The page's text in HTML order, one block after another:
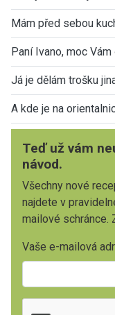
Mám před sebou
Paní Ivano, moc
Já je dělám trošku
A kde je na
Teď už vám
návod.
Všechny nové
najdete v
mailové schránce.
Vaše e-mailová